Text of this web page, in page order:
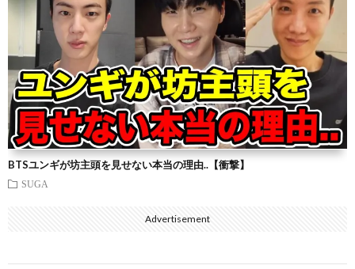
BTSユンギが坊主頭を見せない本当の理由..【衝撃】
SUGA
Advertisement